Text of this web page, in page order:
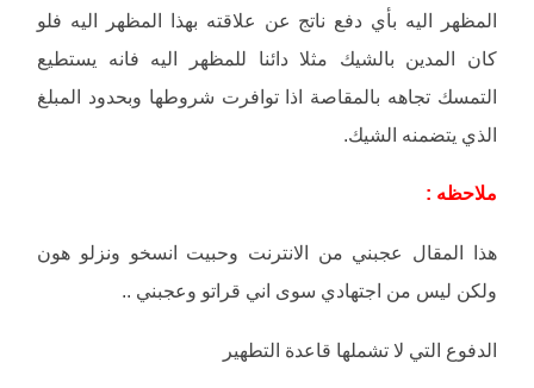
المظهر اليه بأي دفع ناتج عن علاقته بهذا المظهر اليه فلو
كان المدين بالشيك مثلا دائنا للمظهر اليه فانه يستطيع
التمسك تجاهه بالمقاصة اذا توافرت شروطها وبحدود المبلغ
الذي يتضمنه الشيك.
ملاحظه :
هذا المقال عجبني من الانترنت وحبيت انسخو ونزلو هون
ولكن ليس من اجتهادي سوى اني قراتو وعجبني ..
الدفوع التي لا تشملها قاعدة التطهير